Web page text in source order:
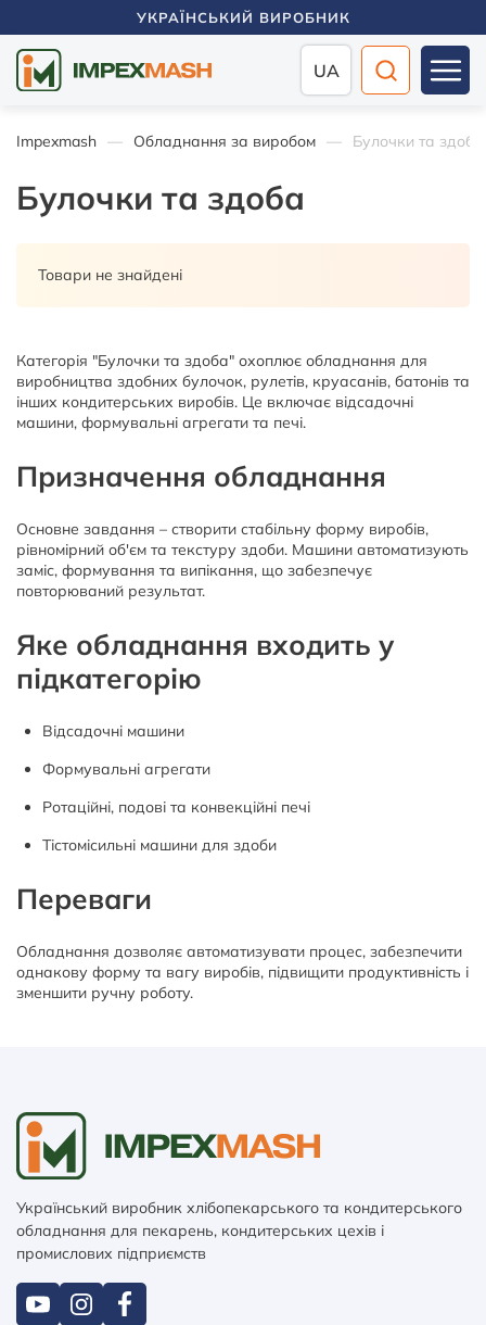
УКРАЇНСЬКИЙ ВИРОБНИК
UA
Impexmash Обладнання за виробом Булочки та здоба
Булочки та здоба
Товари не знайдені
Категорія "Булочки та здоба" охоплює обладнання для
виробництва здобних булочок, рулетів, круасанів, батонів та
інших кондитерських виробів. Це включає відсадочні
машини, формувальні агрегати та печі.
Призначення обладнання
Основне завдання – створити стабільну форму виробів,
рівномірний об'єм та текстуру здоби. Машини автоматизують
заміс, формування та випікання, що забезпечує
повторюваний результат.
Яке обладнання входить у
підкатегорію
Відсадочні машини
Формувальні агрегати
Ротаційні, подові та конвекційні печі
Тістомісильні машини для здоби
Переваги
Обладнання дозволяє автоматизувати процес, забезпечити
однакову форму та вагу виробів, підвищити продуктивність і
зменшити ручну роботу.
Український виробник хлібопекарського та кондитерського
обладнання для пекарень, кондитерських цехів і
промислових підприємств